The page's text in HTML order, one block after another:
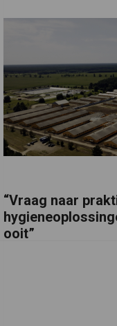
“Vraag naar
ooit”